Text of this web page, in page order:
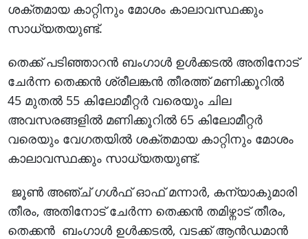
ശക്തമായ കാറ്റിനും മോശം കാലാവസ്ഥക്കും
സാധ്യതയുണ്ട്.
തെക്ക് പടിഞ്ഞാറൻ ബംഗാൾ ഉൾക്കടൽ അതിനോട്
ചേർന്ന തെക്കൻ ശ്രീലങ്കൻ തീരത്ത് മണിക്കൂറിൽ
45 മുതൽ 55 കിലോമീറ്റർ വരെയും ചില
അവസരങ്ങളിൽ മണിക്കൂറിൽ 65 കിലോമീറ്റർ
വരെയും വേഗതയിൽ ശക്തമായ കാറ്റിനും മോശം
കാലാവസ്ഥക്കും സാധ്യതയുണ്ട്.
ജൂൺ അഞ്ച് ഗൾഫ് ഓഫ് മന്നാർ, കന്യാകുമാരി
തീരം, അതിനോട് ചേർന്ന തെക്കൻ തമിഴ്നാട് തീരം,
തെക്കൻ ബംഗാൾ ഉൾക്കടൽ, വടക്ക് ആൻഡമാൻ